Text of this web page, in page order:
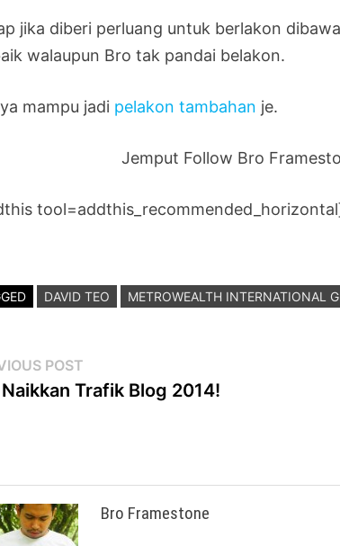
jika diberi perluang untuk berlakon
walaupun Bro tak pandai belakon.
mampu jadi pelakon tambahan je.
Jemput Follow Bro
DAVID TEO METROWEALTH INTERNATIONAL
POST
post:
Trafik Blog 2014!
Bro Framestone